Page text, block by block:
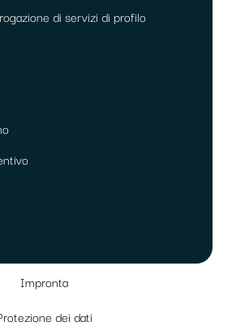
di servizi di profilo
Impronta
dei dati